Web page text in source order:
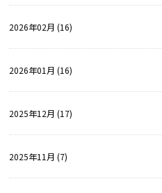
2026年02月 (16)
2026年01月 (16)
2025年12月 (17)
2025年11月 (7)